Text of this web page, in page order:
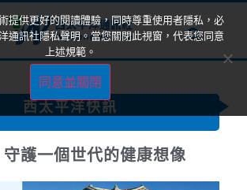
西太平洋快訊
護一個世代的健康想像
提供更好的閱讀體驗，同時尊重使用者隱私，必
通訊社隱私聲明。當您關閉此視窗，代表您同意
上述規範。
同意並關閉